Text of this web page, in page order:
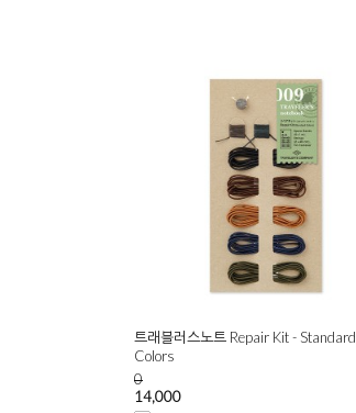
트래블러스노트 Repair Kit - Standard
Colors
0
14,000